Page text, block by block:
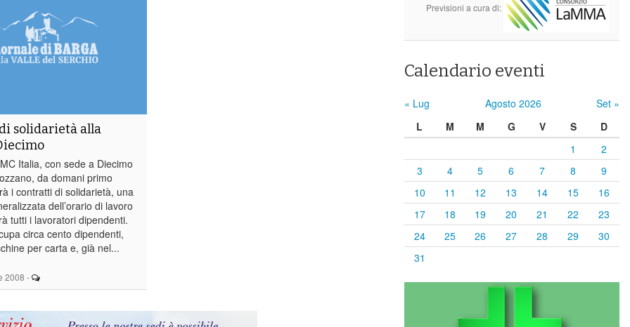
2008 -
solidarietà alla
Italia, con sede a Diecimo
da domani primo
i contratti di solidarietà, una
dell’orario di lavoro
tutti i lavoratori dipendenti.
circa cento dipendenti,
per carta e, già nel...
Previsioni a cura di:
Calendario eventi
« Lug Agosto 2026
Set »
L
M M G V S
D
1
2
3
4 5 6 7 8
9
10
11 12 13 14 15
16
17
18 19 20 21 22
23
24
25 26 27 28 29
30
31